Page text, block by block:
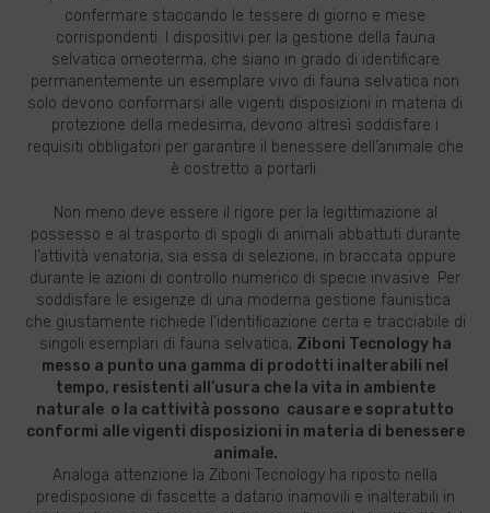
confermare staccando le tessere di giorno e mese
corrispondenti. I dispositivi per la gestione della fauna
selvatica omeoterma, che siano in grado di identificare
permanentemente un esemplare vivo di fauna selvatica non
solo devono conformarsi alle vigenti disposizioni in materia di
protezione della medesima, devono altresì soddisfare i
requisiti obbligatori per garantire il benessere dell’animale che
è costretto a portarli.
Non meno deve essere il rigore per la legittimazione al
possesso e al trasporto di spogli di animali abbattuti durante
l’attività venatoria, sia essa di selezione, in braccata oppure
durante le azioni di controllo numerico di specie invasive. Per
soddisfare le esigenze di una moderna gestione faunistica
che giustamente richiede l’identificazione certa e tracciabile di
singoli esemplari di fauna selvatica, Ziboni Tecnology ha
messo a punto una gamma di prodotti inalterabili nel
tempo, resistenti all’usura che la vita in ambiente
naturale o la cattività possono causare e sopratutto
conformi alle vigenti disposizioni in materia di benessere
animale.
Analoga attenzione la Ziboni Tecnology ha riposto nella
predisposione di fascette a datario inamovili e inalterabili in